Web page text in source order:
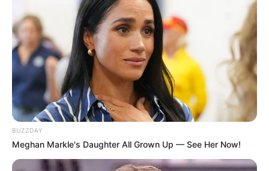
BUZZDAY
Meghan Markle's Daughter All Grown Up — See Her Now!